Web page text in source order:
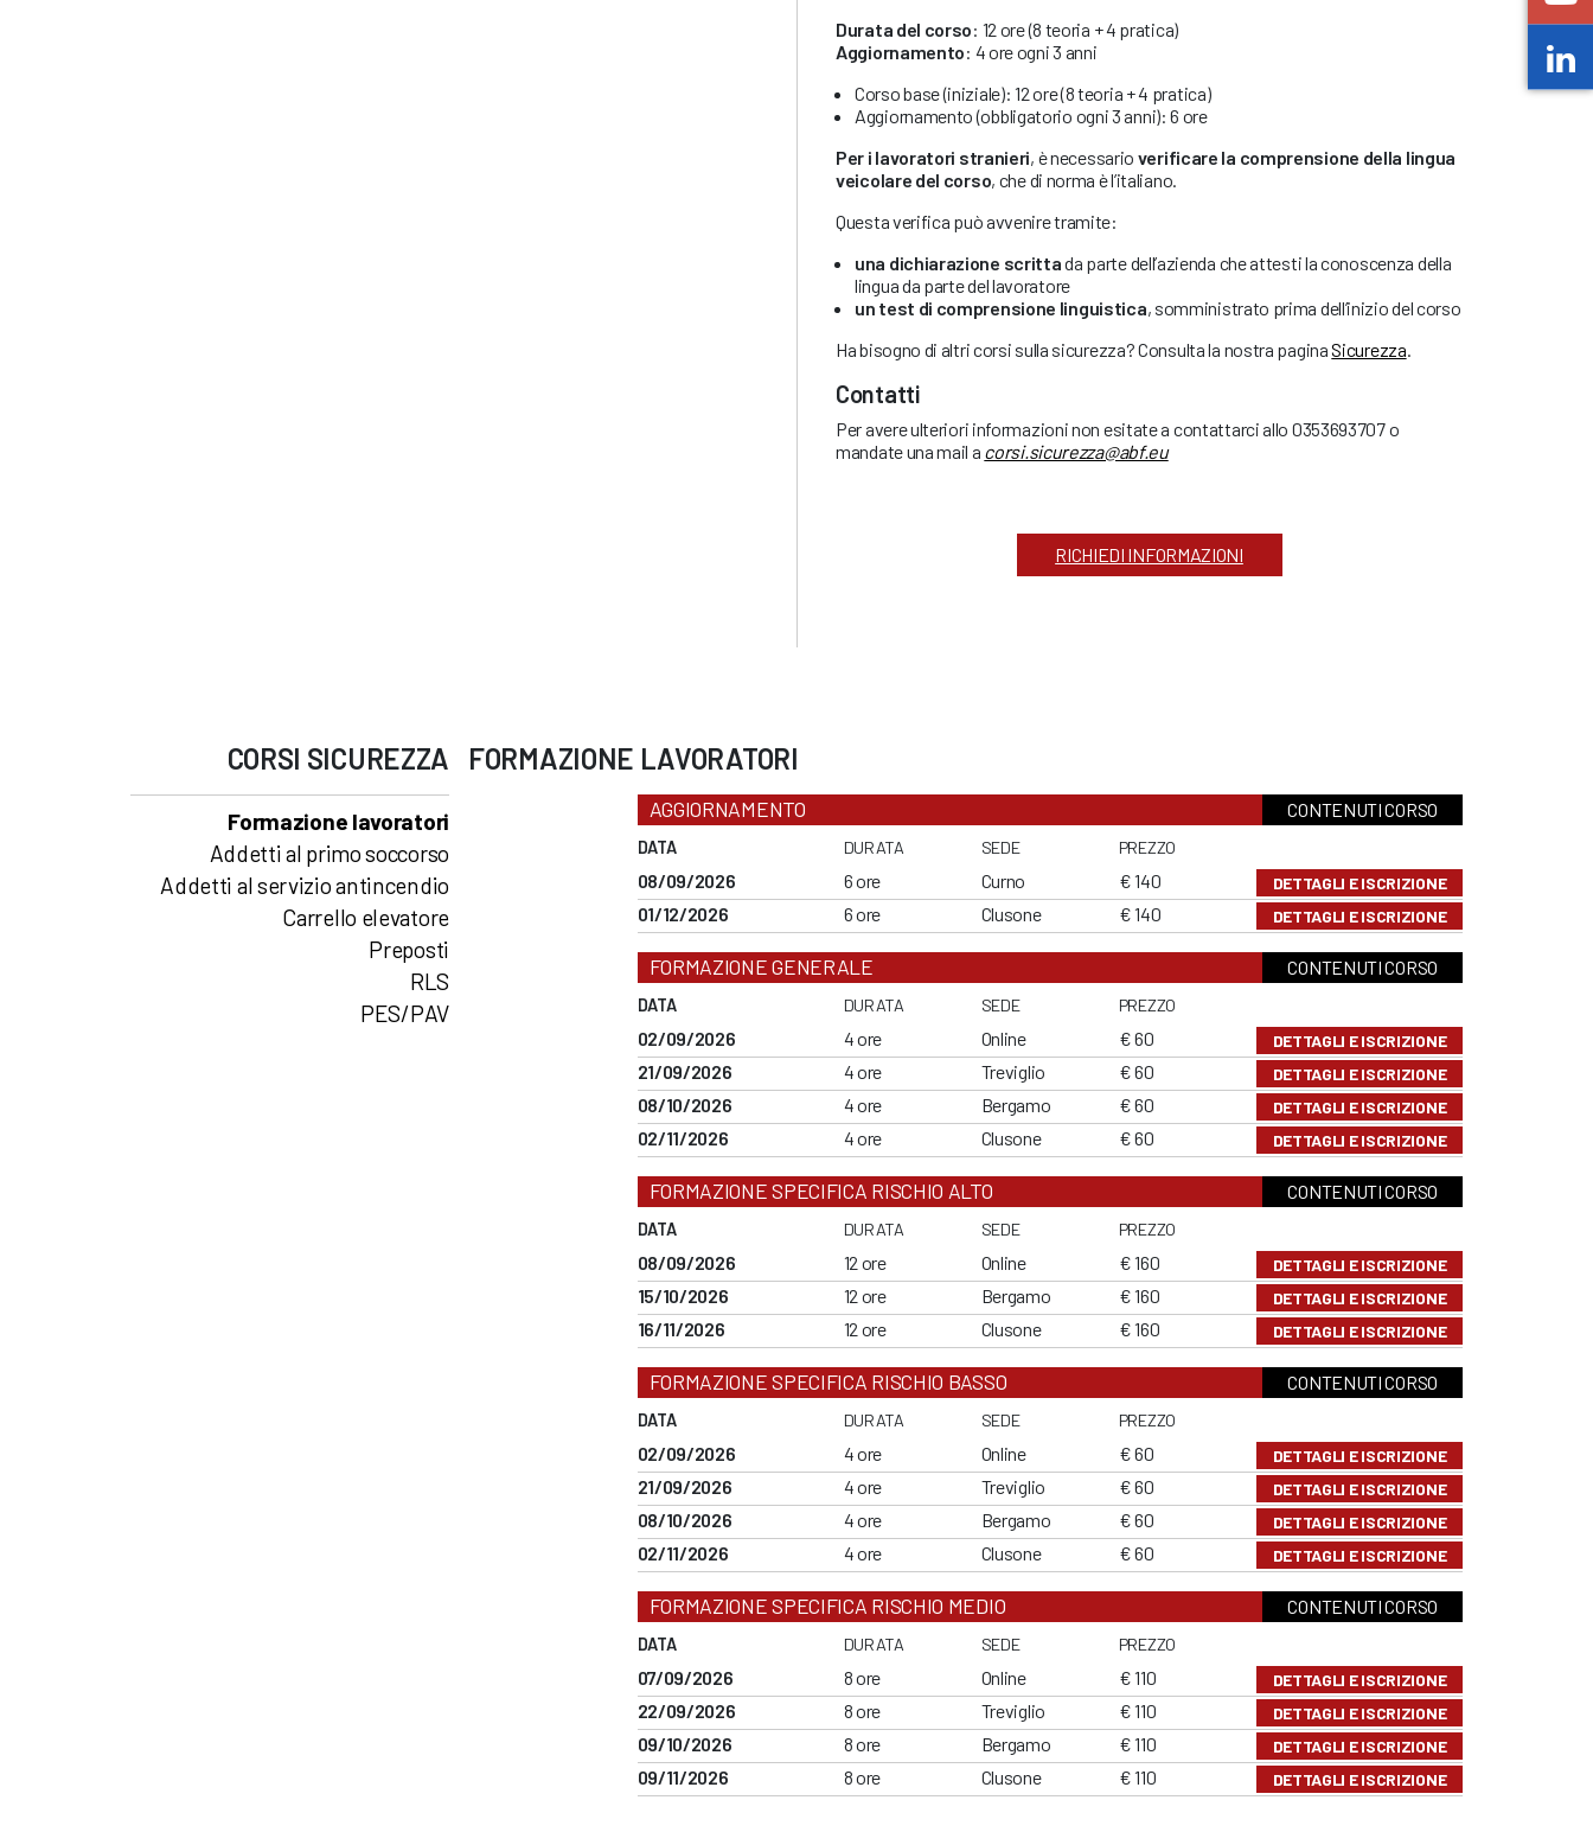
Durata del corso: 12 ore (8 teoria + 4 pratica)
Aggiornamento: 4 ore ogni 3 anni
Corso base (iniziale): 12 ore (8 teoria + 4 pratica)
Aggiornamento (obbligatorio ogni 3 anni): 6 ore
Per i lavoratori stranieri, è necessario verificare la comprensione della lingua
veicolare del corso, che di norma è l’italiano.
Questa verifica può avvenire tramite:
una dichiarazione scrittada parte dell’azienda che attesti la conoscenza della
lingua da parte del lavoratore
un test di comprensione linguistica, somministrato prima dell’inizio del corso
Ha bisogno di altri corsi sulla sicurezza? Consulta la nostra paginaSicurezza
Contatti
Per avere ulteriori informazioni non esitate a contattarci allo 0353693707 o
mandate una mail a corsi.sicurezza@abf.eu
RICHIEDI INFORMAZIONI
CORSI SICUREZZA
Addetti al primo soccorso
Addetti al servizio antincendio
Carrello elevatore
Formazione lavoratori
Preposti
RLS
PES/PAV
FORMAZIONE LAVORATORI
AGGIORNAMENTO CONTENUTI CORSO
DATA DURATA SEDE PREZZO
08/09/2026 6 ore Curno € 140 DETTAGLI E ISCRIZIONE
01/12/2026 6 ore Clusone € 140 DETTAGLI E ISCRIZIONE
FORMAZIONE GENERALE CONTENUTI CORSO
DATA DURATA SEDE PREZZO
02/09/2026 4 ore Online € 60 DETTAGLI E ISCRIZIONE
21/09/2026 4 ore Treviglio € 60 DETTAGLI E ISCRIZIONE
08/10/2026 4 ore Bergamo € 60 DETTAGLI E ISCRIZIONE
02/11/2026 4 ore Clusone € 60 DETTAGLI E ISCRIZIONE
FORMAZIONE SPECIFICA RISCHIO ALTO CONTENUTI CORSO
DATA DURATA SEDE PREZZO
08/09/2026 12 ore Online € 160 DETTAGLI E ISCRIZIONE
15/10/2026 12 ore Bergamo € 160 DETTAGLI E ISCRIZIONE
16/11/2026 12 ore Clusone € 160 DETTAGLI E ISCRIZIONE
FORMAZIONE SPECIFICA RISCHIO BASSO CONTENUTI CORSO
DATA DURATA SEDE PREZZO
02/09/2026 4 ore Online € 60 DETTAGLI E ISCRIZIONE
21/09/2026 4 ore Treviglio € 60 DETTAGLI E ISCRIZIONE
08/10/2026 4 ore Bergamo € 60 DETTAGLI E ISCRIZIONE
02/11/2026 4 ore Clusone € 60 DETTAGLI E ISCRIZIONE
FORMAZIONE SPECIFICA RISCHIO MEDIO CONTENUTI CORSO
DATA DURATA SEDE PREZZO
07/09/2026 8 ore Online € 110 DETTAGLI E ISCRIZIONE
22/09/2026 8 ore Treviglio € 110 DETTAGLI E ISCRIZIONE
09/10/2026 8 ore Bergamo € 110 DETTAGLI E ISCRIZIONE
09/11/2026 8 ore Clusone € 110 DETTAGLI E ISCRIZIONE